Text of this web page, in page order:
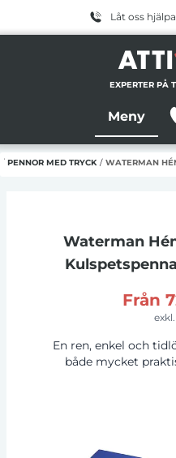
Låt oss
EXPERTER PÅ
Meny
PENNOR MED TRYCK / WATERMAN
Waterman
Kulspetspenna
Från
En ren, enkel och
både mycket